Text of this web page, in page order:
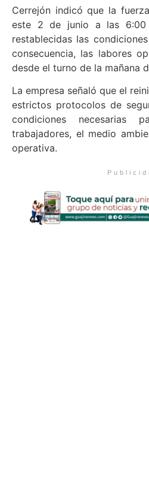
Cerrejón indicó que la
este 2 de junio a las
restablecidas las
consecuencia, las labores
desde el turno de la mañana
La empresa señaló que el
estrictos protocolos de
condiciones
trabajadores, el medio
operativa.